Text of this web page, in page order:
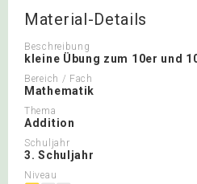
Material-Details
Beschreibung
kleine Übung zum 10er und
Bereich / Fach
Mathematik
Thema
Addition
Schuljahr
3. Schuljahr
Niveau